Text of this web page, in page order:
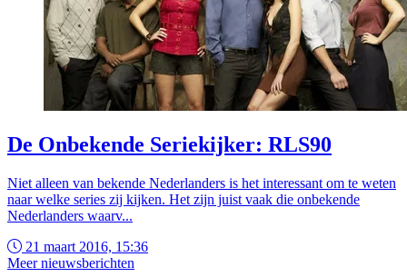
De Onbekende Seriekijker: RLS90
Niet alleen van bekende Nederlanders is het interessant om te weten
naar welke series zij kijken. Het zijn juist vaak die onbekende
Nederlanders waarv...
21 maart 2016, 15:36
Meer nieuwsberichten